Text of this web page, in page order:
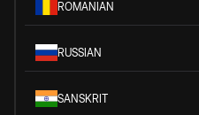
ROMANIAN
RUSSIAN
SANSKRIT